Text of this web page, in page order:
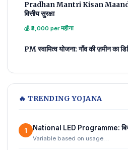
Pradhan Mantri Kisan
वित्तीय सुरक्षा
💰 ₹3,000 per महीना
PM स्वामित्व योजना: गाँव की ज़मीन का
🔥 TRENDING YOJANA
1 National LED Programme:
Variable based on usage…